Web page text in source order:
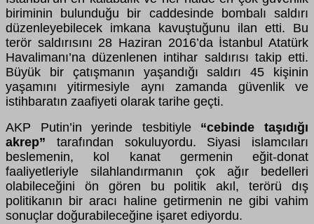
biriminin bulunduğu bir caddesinde bombalı saldırı
düzenleyebilecek imkana kavuştuğunu ilan etti. Bu
terör saldırısını 28 Haziran 2016’da İstanbul Atatürk
Havalimanı’na düzenlenen intihar saldırısı takip etti.
Büyük bir çatışmanın yaşandığı saldırı 45 kişinin
yaşamını yitirmesiyle aynı zamanda güvenlik ve
istihbaratın zaafiyeti olarak tarihe geçti.
AKP Putin’in yerinde tesbitiyle “cebinde taşıdığı
akrep” tarafından sokuluyordu. Siyasi islamcıları
beslemenin, kol kanat germenin eğit-donat
faaliyetleriyle silahlandırmanın çok ağır bedelleri
olabileceğini ön gören bu politik akıl, terörü dış
politikanın bir aracı haline getirmenin ne gibi vahim
sonuçlar doğurabileceğine işaret ediyordu.